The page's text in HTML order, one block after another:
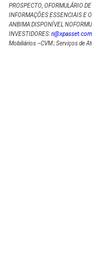
PROSPECTO, OFORMULÁRIO
INFORMAÇÕES ESSENCIAIS E
ANBIMA DISPONÍVEL
INVESTIDORES:
Mobiliários –CVM ; Serviços de